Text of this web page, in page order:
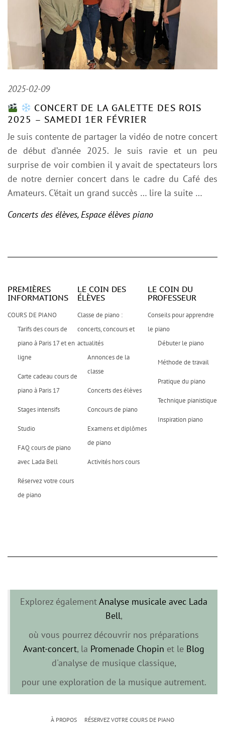
2025-02-09
CONCERT DE LA GALETTE DES ROIS
2025 – SAMEDI 1ER FÉVRIER
Je suis contente de partager la vidéo de notre concert
de début d’année 2025. Je suis ravie et un peu
surprise de voir combien il y avait de spectateurs lors
de notre dernier concert dans le cadre du Café des
Amateurs. C’était un grand succès … lire la suite …
Concerts des élèves,Espace élèves piano
PREMIÈRES
INFORMATIONS
COURS DE PIANO
Tarifs des cours de
piano à Paris 17 et en
ligne
Carte cadeau cours de
piano à Paris 17
Stages intensifs
Studio
FAQ cours de piano
avec Lada Bell
Réservez votre cours
de piano
LE COIN DES
ÉLÈVES
Classe de piano :
concerts, concours et
actualités
Annonces de la
classe
Concerts des élèves
Concours de piano
Examens et diplômes
de piano
Activités hors cours
LE COIN DU
PROFESSEUR
Conseils pour apprendre
le piano
Débuter le piano
Méthode de travail
Pratique du piano
Technique pianistique
Inspiration piano
Explorez égalementAnalyse musicale avec Lada
Bell,
où vous pourrez découvrir nos préparations
Avant-concert, la Promenade Chopin et le Blog
d'analyse de musique classique,
pour une exploration de la musique autrement.
À PROPOS RÉSERVEZ VOTRE COURS DE PIANO